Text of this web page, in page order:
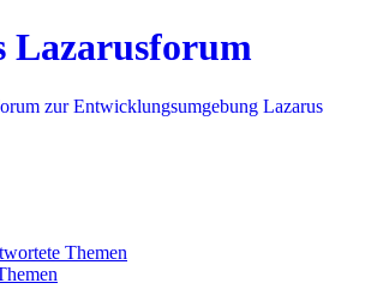
Lazarusforum
zur Entwicklungsumgebung Lazarus
Themen